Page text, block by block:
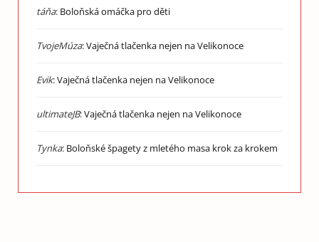
táňa: Boloňská omáčka pro děti
TvojeMúza:Vaječná tlačenka nejen na Velikonoce
Evik:Vaječná tlačenka nejen na Velikonoce
ultimateJB:Vaječná tlačenka nejen na Velikonoce
Tynka: Boloňské špagety z mletého masa krok za krokem